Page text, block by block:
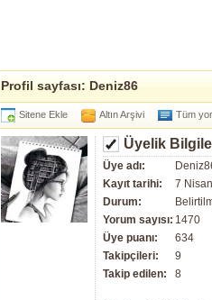
Profil sayfası: Deniz86
Sitene Ekle Altın Arşivi Tüm
Üyelik
Üye adı:
Kayıt tarihi:
7
Durum:
Yorum sayısı: 1470
Üye puanı:
634
Takipçileri:
9
Takip edilen:
8